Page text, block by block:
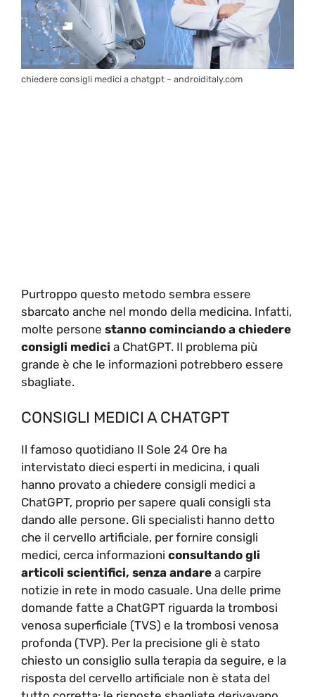
chiedere consigli medici a chatgpt – androiditaly.com
Purtroppo questo metodo sembra essere
sbarcato anche nel mondo della medicina. Infatti,
molte persone stanno cominciando a chiedere
consigli medici a ChatGPT. Il problema più
grande è che le informazioni potrebbero essere
sbagliate.
CONSIGLI MEDICI A CHATGPT
Il famoso quotidiano Il Sole 24 Ore ha
intervistato dieci esperti in medicina, i quali
hanno provato a chiedere consigli medici a
ChatGPT, proprio per sapere quali consigli sta
dando alle persone. Gli specialisti hanno detto
che il cervello artificiale, per fornire consigli
medici, cerca informazioni consultando gli
articoli scientifici, senza andare a carpire
notizie in rete in modo casuale. Una delle prime
domande fatte a ChatGPT riguarda la trombosi
venosa superficiale (TVS) e la trombosi venosa
profonda (TVP). Per la precisione gli è stato
chiesto un consiglio sulla terapia da seguire, e la
risposta del cervello artificiale non è stata del